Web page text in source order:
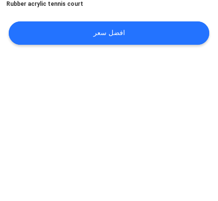
خريطة
الموقع
Rubber acrylic tennis court
افضل سعر